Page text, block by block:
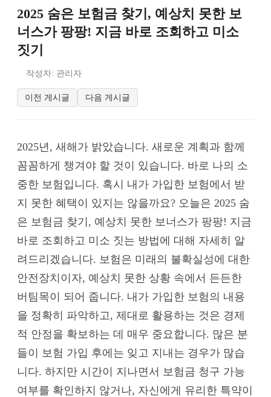
2025 숨은 보험금 찾기, 예상치 못한 보
너스가 팡팡! 지금 바로 조회하고 미소
짓기
작성자: 관리자
이전 게시글 다음 게시글
2025년, 새해가 밝았습니다. 새로운 계획과 함께
꼼꼼하게 챙겨야 할 것이 있습니다. 바로 나의 소
중한 보험입니다. 혹시 내가 가입한 보험에서 받
지 못한 혜택이 있지는 않을까요? 오늘은 2025 숨
은 보험금 찾기, 예상치 못한 보너스가 팡팡! 지금
바로 조회하고 미소 짓는 방법에 대해 자세히 알
려드리겠습니다. 보험은 미래의 불확실성에 대한
안전장치이자, 예상치 못한 상황 속에서 든든한
버팀목이 되어 줍니다. 내가 가입한 보험의 내용
을 정확히 파악하고, 제대로 활용하는 것은 경제
적 안정을 확보하는 데 매우 중요합니다. 많은 분
들이 보험 가입 후에는 잊고 지내는 경우가 많습
니다. 하지만 시간이 지나면서 보험금 청구 가능
여부를 확인하지 않거나, 자신에게 유리한 특약이